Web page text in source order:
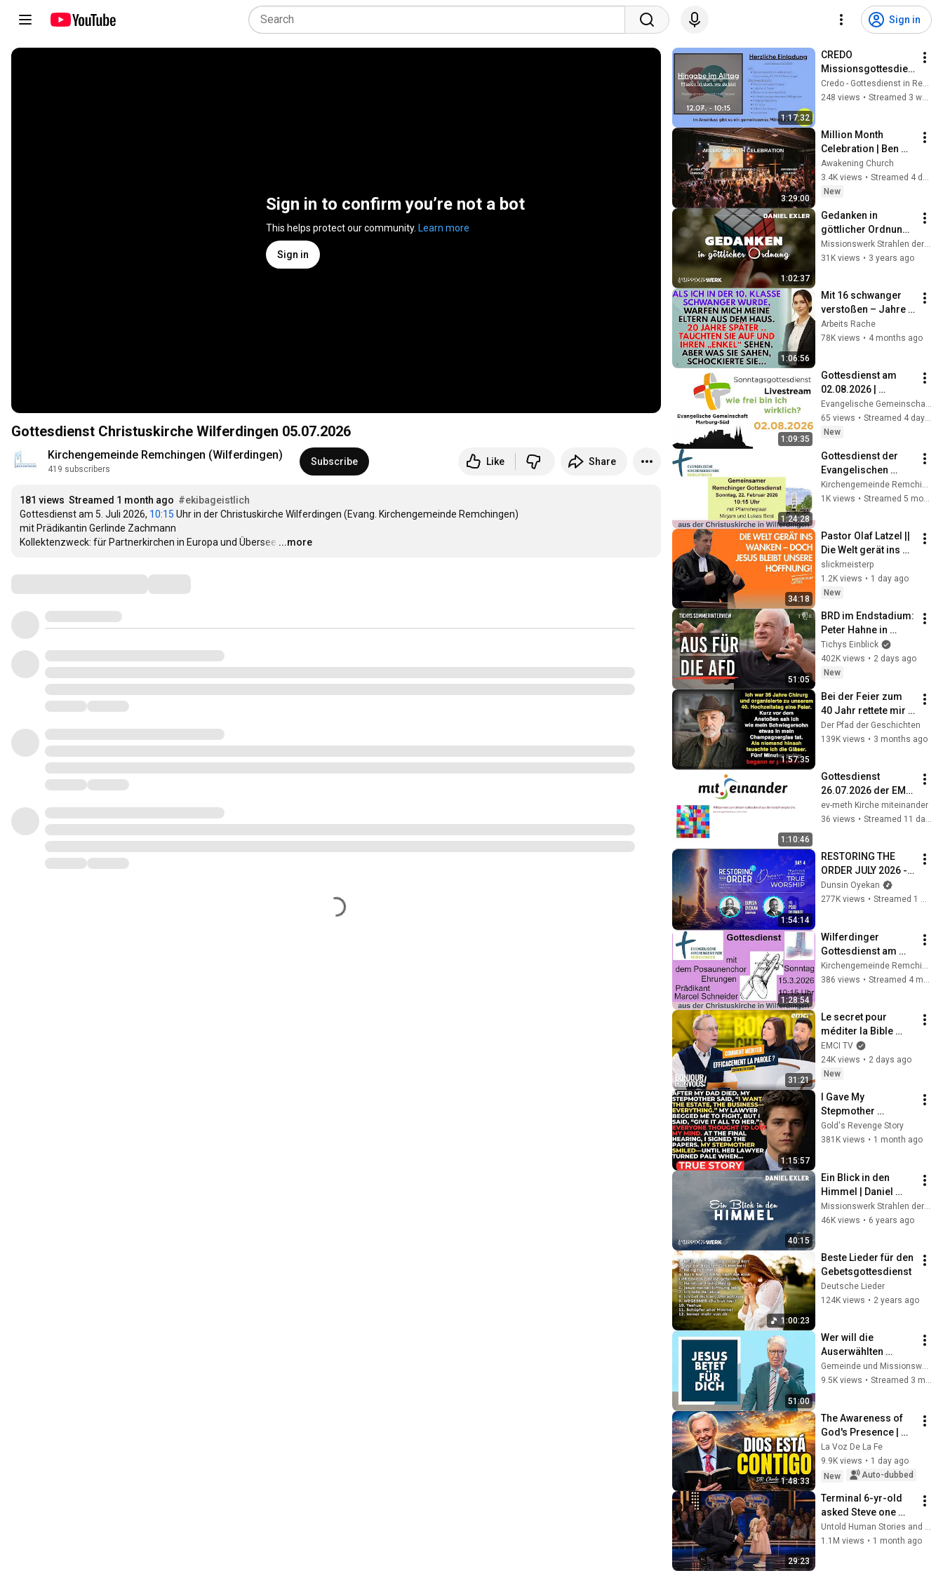
Sign in
Sign in to confirm you’re not a bot
This helps protect our community. Learn more
Sign in
Gottesdienst Christuskirche Wilferdingen 05.07.2026
Kirchengemeinde Remchingen (Wilferdingen)
419 subscribers
Subscribe Like Share
181 views Streamed 1 month ago #ekibageistlich
Gottesdienst am 5. Juli 2026, 10:15 Uhr in der Christuskirche Wilferdingen (Evang. Kirchengemeinde Remchingen)
mit Prädikantin Gerlinde Zachmann
Kollektenzweck: für Partnerkirchen in Europa und Übersee …
...more
1:17:32
CREDO
Missionsgottesdien
st, 12.07.2026, 10:15
Uhr
Credo - Gottesdienst in Remchingen
248 views • Streamed 3 weeks ago
3:29:00
Million Month
Celebration | Ben
Fitzgerald
#awakeningchurch
Awakening Church
3.4K views •
Streamed 4 days ago
New
1:02:37
Gedanken in
göttlicher Ordnung
[Teil 1] | Daniel Exler
Missionswerk Strahlen der Freude
31K views • 3 years ago
1:06:56
Mit 16 schwanger
verstoßen – Jahre
später baten sie um
meinen Sohn, den
Arbeits Rache
78K views • 4 months ago
1:09:35
Gottesdienst am
02.08.2026 |
Evangelische
Gemeinschaft
Marburg-Süd
Evangelische Gemeinschaft Marburg-Süd
65 views •
Streamed 4 days ago
New
1:24:28
Gottesdienst der
Evangelischen
Kirchengemeinde
Remchingen am
1K views • Streamed 5 months ago
34:18
Pastor Olaf Latzel ||
Die Welt gerät ins
Wanken – Doch
Jesus bleibt unsere
Hoffnung!
slickmeisterp
1.2K views • 1 day ago
New
51:05
BRD im Endstadium:
Peter Hahne in
Tichys
Sommerinterview
Tichys Einblick
402K views • 2 days ago
New
1:57:35
Bei der Feier zum
40 Jahr rettete mir
eine einzige
Beobachtung das
Der Pfad der Geschichten
139K views • 3 months ago
1:10:46
Gottesdienst
26.07.2026 der EMK
Stuttgart Nord im
mit:einander
ev-meth Kirche miteinander
36 views • Streamed 11 days ago
1:54:14
RESTORING THE
ORDER JULY 2026 -
DAY 4
#dunsinoyekan
Dunsin Oyekan
277K views • Streamed 1 month ago
1:28:54
Wilferdinger
Gottesdienst am
15.03.2026
386 views •
31:21
Le secret pour
méditer la Bible
efficacement
EMCI TV
24K views • 2 days ago
New
1:15:57
I Gave My
Stepmother
Everything After My
Dad Died, But My
Gold's Revenge Story
381K views • 1 month ago
40:15
Ein Blick in den
Himmel | Daniel
Exler
Missionswerk Strahlen der Freude
46K views • 6 years ago
1:00:23
Beste Lieder für den
Gebetsgottesdienst
Deutsche Lieder
124K views • 2 years ago
51:00
Wer will die
Auserwählten
Gottes
beschuldigen? |
Gemeinde und Missionswerk Arche e.V.
9.5K views • Streamed 3 months ago
1:48:33
The Awareness of
God's Presence |
Charles Stanley
Devotional
La Voz De La Fe
9.9K views • 1 day ago
New
Auto-dubbed
29:23
Terminal 6-yr-old
asked Steve one
question — he cried
for 10 minutes
Untold Human Stories and 6 more
1.1M views • 1 month ago